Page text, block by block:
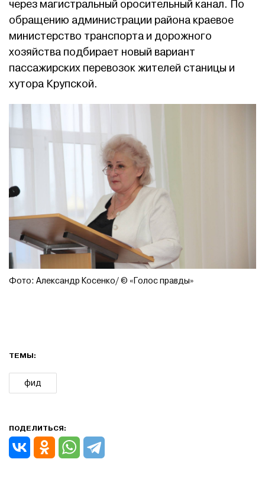
через магистральный оросительный канал. По
обращению администрации района краевое
министерство транспорта и дорожного
хозяйства подбирает новый вариант
пассажирских перевозок жителей станицы и
хутора Крупской.
Фото: Александр Косенко/ © «Голос правды»
ТЕМЫ:
фид
ПОДЕЛИТЬСЯ: